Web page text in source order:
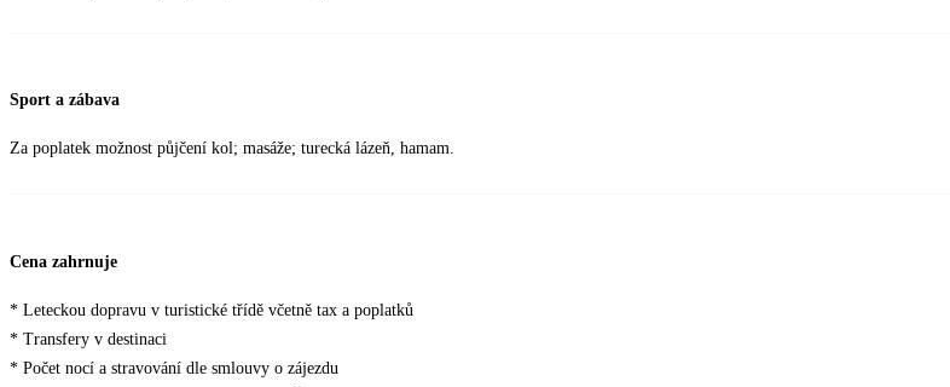
Sport a zábava
Za poplatek možnost půjčení kol; masáže; turecká lázeň, hamam.
Cena zahrnuje
* Leteckou dopravu v turistické třídě včetně tax a poplatků
* Transfery v destinaci
* Počet nocí a stravování dle smlouvy o zájezdu